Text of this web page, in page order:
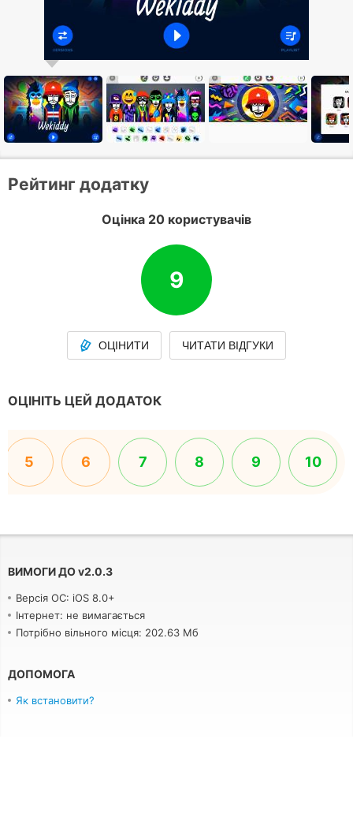
Рейтинг додатку
Оцінка 20 користувачів
9
ОЦІНИТИ ЧИТАТИ ВІДГУКИ
ОЦІНІТЬ ЦЕЙ ДОДАТОК
5 6 7 8 9 10
ВИМОГИ ДОv2.0.3
Версія ОС: iOS 8.0+
Інтернет: не вимагається
Потрібно вільного місця: 202.63 Мб
ДОПОМОГА
Як встановити?